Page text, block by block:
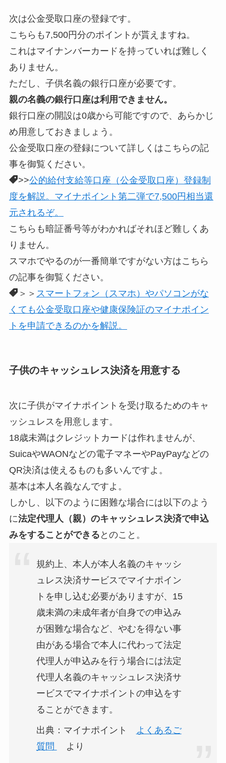
次は公金受取口座の登録です。
こちらも7,500円分のポイントが貰えますね。
これはマイナンバーカードを持っていれば難しく
ありません。
ただし、子供名義の銀行口座が必要です。
親の名義の銀行口座は利用できません。
銀行口座の開設は0歳から可能ですので、あらかじ
め用意しておきましょう。
公金受取口座の登録について詳しくはこちらの記
事を御覧ください。
>>公的給付支給等口座（公金受取口座）登録制
度を解説。マイナポイント第二弾で7,500円相当還
元されるぞ。
こちらも暗証番号等がわかればそれほど難しくあ
りません。
スマホでやるのが一番簡単ですがない方はこちら
の記事を御覧ください。
＞＞ スマートフォン（スマホ）やパソコンがな
くても公金受取口座や健康保険証のマイナポイン
トを申請できるのかを解説。
子供のキャッシュレス決済を用意する
次に子供がマイナポイントを受け取るためのキャ
ッシュレスを用意します。
18歳未満はクレジットカードは作れませんが、
SuicaやWAONなどの電子マネーやPayPayなどの
QR決済は使えるものも多いんですよ。
基本は本人名義なんですよ。
しかし、以下のように困難な場合には以下のよう
に法定代理人（親）のキャッシュレス決済で申込
みをすることができる とのこと。
規約上、本人が本人名義のキャッシ
ュレス決済サービスでマイナポイン
トを申し込む必要がありますが、15
歳未満の未成年者が自身での申込み
が困難な場合など、やむを得ない事
由がある場合で本人に代わって法定
代理人が申込みを行う場合には法定
代理人名義のキャッシュレス決済サ
ービスでマイナポイントの申込をす
ることができます。
出典：マイナポイント
よくあるご
質問
より